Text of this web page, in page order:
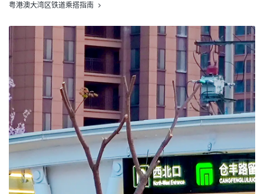
粤港澳大湾区铁道乘搭指南